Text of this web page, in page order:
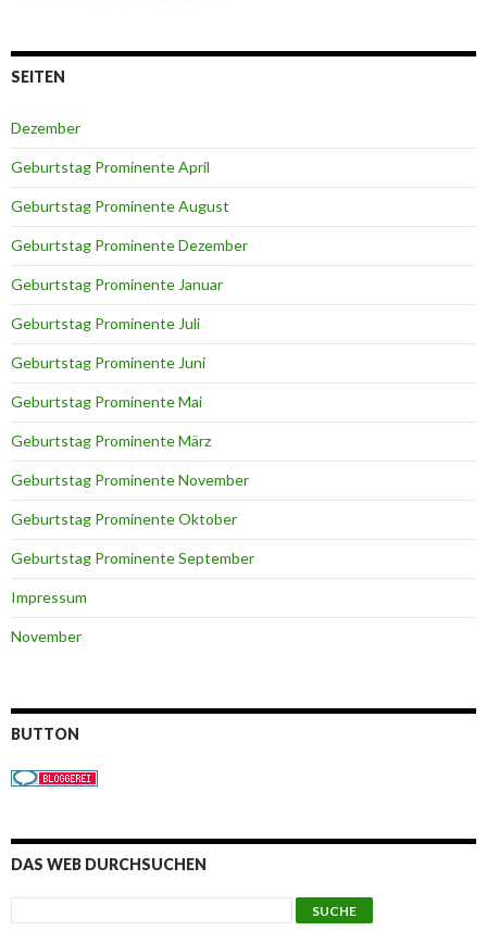
SEITEN
Dezember
Geburtstag Prominente April
Geburtstag Prominente August
Geburtstag Prominente Dezember
Geburtstag Prominente Januar
Geburtstag Prominente Juli
Geburtstag Prominente Juni
Geburtstag Prominente Mai
Geburtstag Prominente März
Geburtstag Prominente November
Geburtstag Prominente Oktober
Geburtstag Prominente September
Impressum
November
BUTTON
DAS WEB DURCHSUCHEN